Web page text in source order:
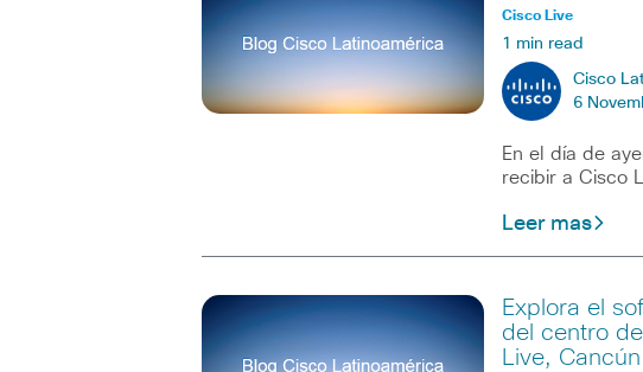
Cisco Live
1 min read
Cisco
6
En el día de
recibir a Cisco
Leer mas
Explora el
del centro
Live, Cancún